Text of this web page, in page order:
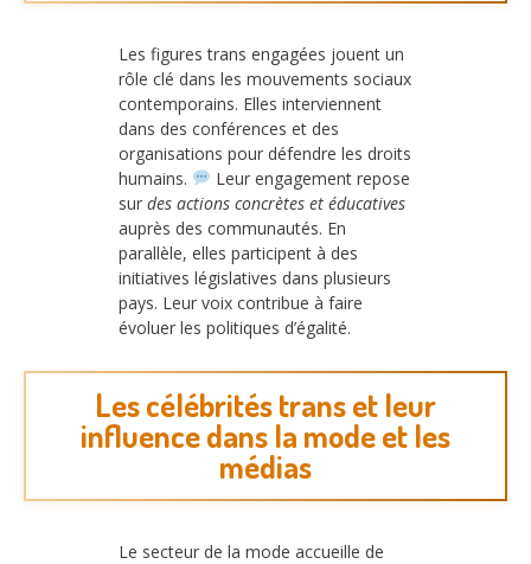
Les figures trans engagées jouent un
rôle clé dans les mouvements sociaux
contemporains. Elles interviennent
dans des conférences et des
organisations pour défendre les droits
humains.
Leur engagement repose
sur des actions concrètes et éducatives
auprès des communautés. En
parallèle, elles participent à des
initiatives législatives dans plusieurs
pays. Leur voix contribue à faire
évoluer les politiques d’égalité.
Les célébrités trans et leur
influence dans la mode et les
médias
Le secteur de la mode accueille de